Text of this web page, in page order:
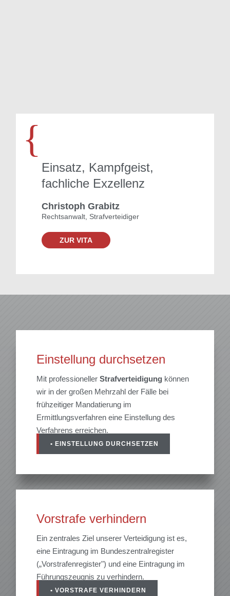
{
Einsatz, Kampfgeist,
fachliche Exzellenz
Christoph Grabitz
Rechtsanwalt, Strafverteidiger
ZUR VITA
Einstellung durchsetzen
Mit professionellerStrafverteidigung können
wir in der großen Mehrzahl der Fälle bei
frühzeitiger Mandatierung im
Ermittlungsverfahren eine Einstellung des
Verfahrens erreichen.
• EINSTELLUNG DURCHSETZEN
Vorstrafe verhindern
Ein zentrales Ziel unserer Verteidigung ist es,
eine Eintragung im Bundeszentralregister
(„Vorstrafenregister") und eine Eintragung im
Führungszeugnis zu verhindern.
• VORSTRAFE VERHINDERN